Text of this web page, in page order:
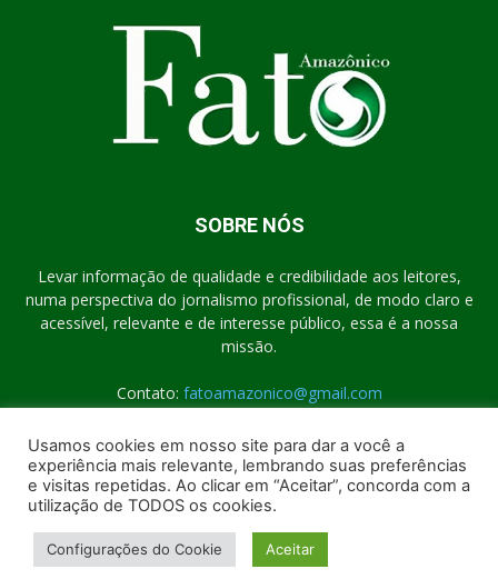
SOBRE NÓS
Levar informação de qualidade e credibilidade aos leitores,
numa perspectiva do jornalismo profissional, de modo claro e
acessível, relevante e de interesse público, essa é a nossa
missão.
Contato: fatoamazonico@gmail.com
SIGA-NOS
Usamos cookies em nosso site para dar a você a
experiência mais relevante, lembrando suas preferências
e visitas repetidas. Ao clicar em “Aceitar”, concorda com a
utilização de TODOS os cookies.
Configurações do Cookie Aceitar